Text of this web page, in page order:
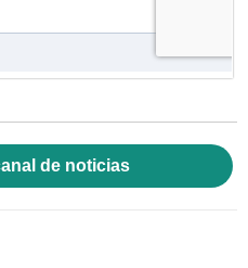
de noticias